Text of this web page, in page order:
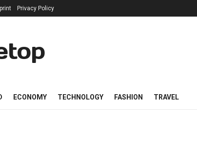
Privacy Policy
ECONOMY TECHNOLOGY FASHION TRAVEL